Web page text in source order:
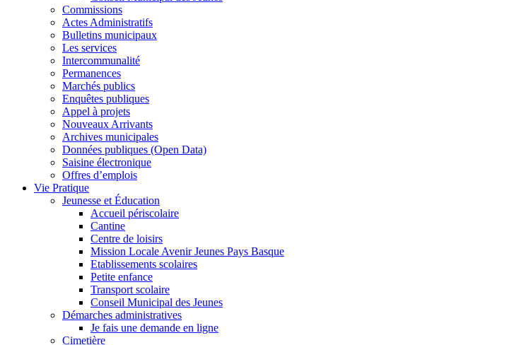
Commissions
Actes Administratifs
Bulletins municipaux
Les services
Intercommunalité
Permanences
Marchés publics
Enquêtes publiques
Appel à projets
Nouveaux Arrivants
Archives municipales
Données publiques (Open Data)
Saisine électronique
Offres d’emplois
Vie Pratique
Jeunesse et Éducation
Accueil périscolaire
Cantine
Centre de loisirs
Mission Locale Avenir Jeunes Pays Basque
Etablissements scolaires
Petite enfance
Transport scolaire
Conseil Municipal des Jeunes
Démarches administratives
Je fais une demande en ligne
Cimetière